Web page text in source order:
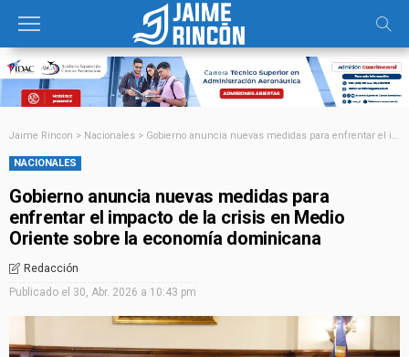
Jaime Rincon > Nacionales > Gobierno anuncia nuevas medidas para enfrentar el impacto de la crisis en Medio Oriente sobre la economía dominicana
NACIONALES
Gobierno anuncia nuevas medidas para
enfrentar el impacto de la crisis en Medio
Oriente sobre la economía dominicana
Redacción
Publicado el 30, Abr. 2026 a 10:43 pm